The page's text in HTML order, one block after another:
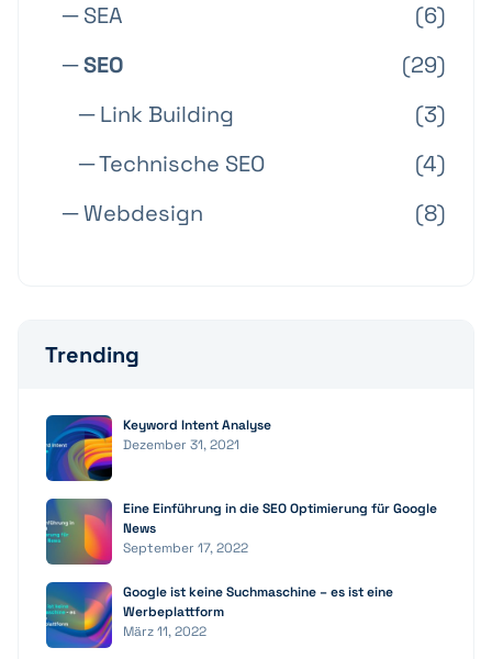
─ SEA
(6)
─ SEO
(29)
─ Link Building
(3)
─ Technische SEO
(4)
─ Webdesign
(8)
Trending
Keyword Intent Analyse
Dezember 31, 2021
Eine Einführung in die SEO Optimierung für Google
News
September 17, 2022
Google ist keine Suchmaschine – es ist eine
Werbeplattform
März 11, 2022